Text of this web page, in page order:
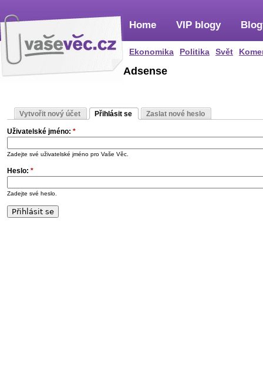
Home
Ekonomika Politika Svět
VIP blogy
Adsense
Vytvořit nový účet Přihlásit se Zaslat nové heslo
Uživatelské jméno: *
Zadejte své uživatelské jméno pro Vaše Věc.
Heslo: *
Zadejte své heslo.